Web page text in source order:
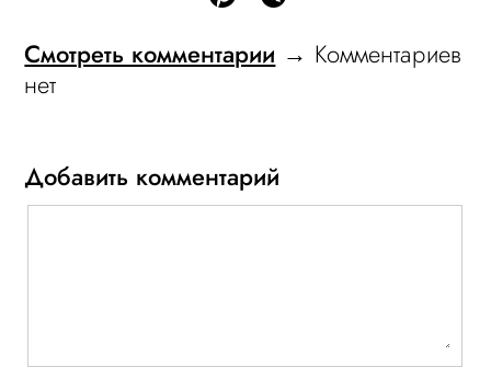
Смотреть комментарии → Комментариев
нет
Добавить комментарий